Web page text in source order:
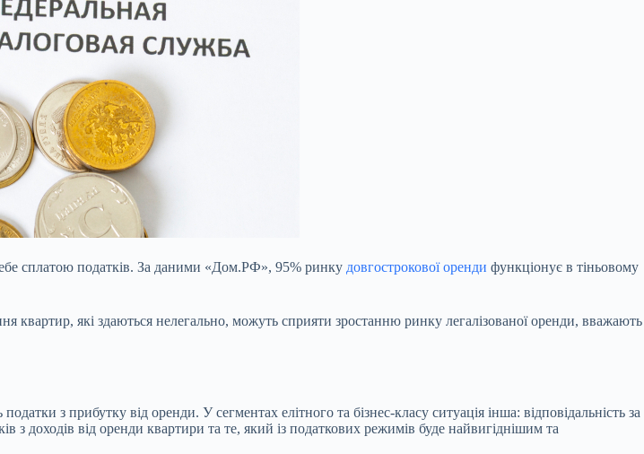
сплатою податків. За даними «Дом.РФ», 95% ринку довгострокової оренди функціонує в тіньовому
квартир, які здаються нелегально, можуть сприяти зростанню ринку легалізованої оренди, вважають
з прибутку від оренди. У сегментах елітного та бізнес-класу ситуація інша: відповідальність за
з доходів від оренди квартири та те, який із податкових режимів буде найвигіднішим та